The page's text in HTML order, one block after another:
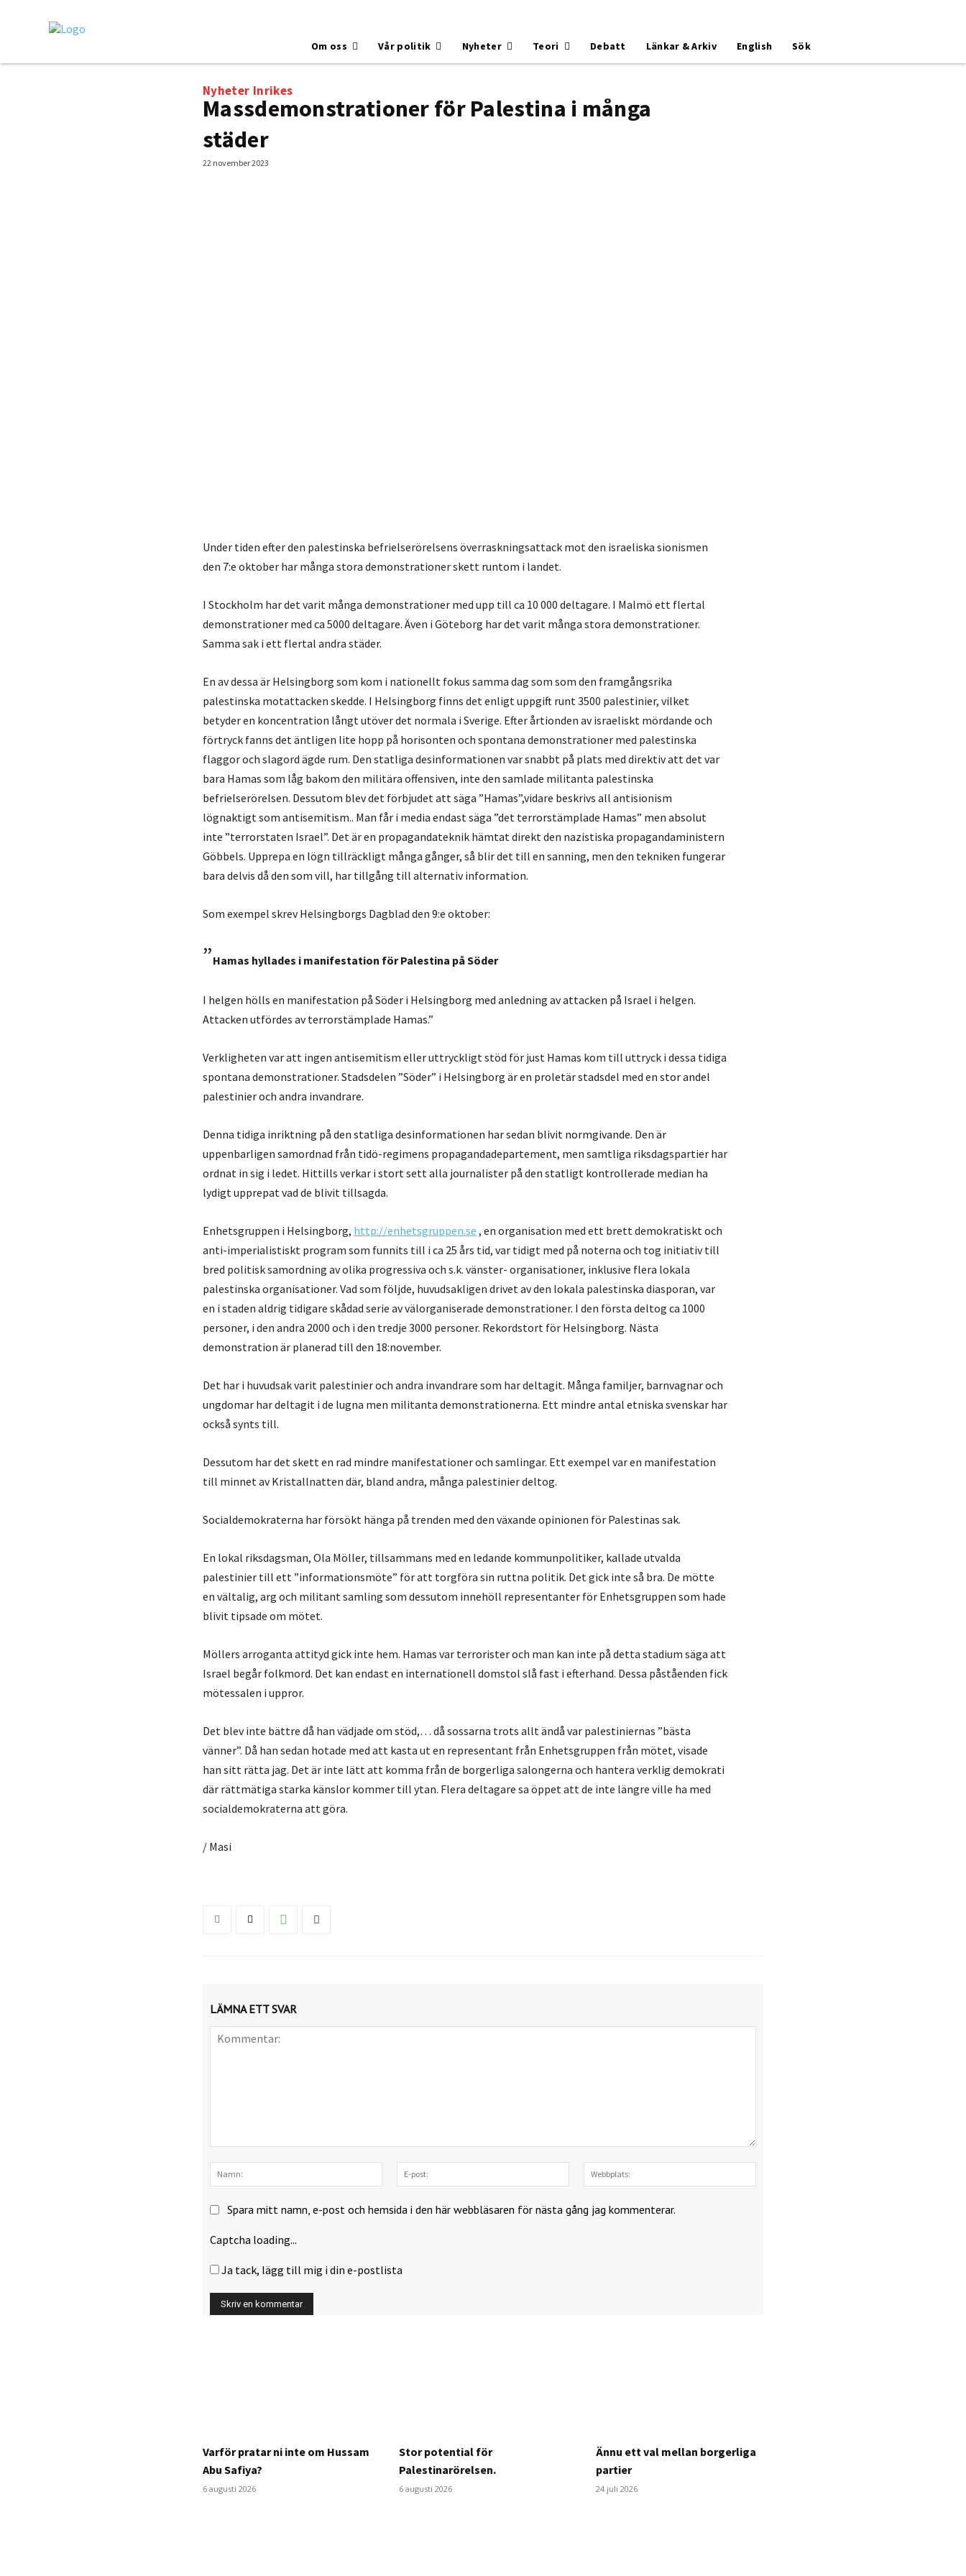
Om oss Vår politik Nyheter Teori Debatt Länkar & Arkiv English Sök
Nyheter Inrikes
Massdemonstrationer för Palestina i många
städer
22 november 2023
Under tiden efter den palestinska befrielserörelsens överraskningsattack mot den israeliska sionismen
den 7:e oktober har många stora demonstrationer skett runtom i landet.
I Stockholm har det varit många demonstrationer med upp till ca 10 000 deltagare. I Malmö ett flertal
demonstrationer med ca 5000 deltagare. Även i Göteborg har det varit många stora demonstrationer.
Samma sak i ett flertal andra städer.
En av dessa är Helsingborg som kom i nationellt fokus samma dag som som den framgångsrika
palestinska motattacken skedde. I Helsingborg finns det enligt uppgift runt 3500 palestinier, vilket
betyder en koncentration långt utöver det normala i Sverige. Efter årtionden av israeliskt mördande och
förtryck fanns det äntligen lite hopp på horisonten och spontana demonstrationer med palestinska
flaggor och slagord ägde rum. Den statliga desinformationen var snabbt på plats med direktiv att det var
bara Hamas som låg bakom den militära offensiven, inte den samlade militanta palestinska
befrielserörelsen. Dessutom blev det förbjudet att säga ”Hamas”,vidare beskrivs all antisionism
lögnaktigt som antisemitism.. Man får i media endast säga ”det terrorstämplade Hamas” men absolut
inte ”terrorstaten Israel”. Det är en propagandateknik hämtat direkt den nazistiska propagandaministern
Göbbels. Upprepa en lögn tillräckligt många gånger, så blir det till en sanning, men den tekniken fungerar
bara delvis då den som vill, har tillgång till alternativ information.
Som exempel skrev Helsingborgs Dagblad den 9:e oktober:
”Hamas hyllades i manifestation för Palestina på Söder
I helgen hölls en manifestation på Söder i Helsingborg med anledning av attacken på Israel i helgen.
Attacken utfördes av terrorstämplade Hamas.”
Verkligheten var att ingen antisemitism eller uttryckligt stöd för just Hamas kom till uttryck i dessa tidiga
spontana demonstrationer. Stadsdelen ”Söder” i Helsingborg är en proletär stadsdel med en stor andel
palestinier och andra invandrare.
Denna tidiga inriktning på den statliga desinformationen har sedan blivit normgivande. Den är
uppenbarligen samordnad från tidö-regimens propagandadepartement, men samtliga riksdagspartier har
ordnat in sig i ledet. Hittills verkar i stort sett alla journalister på den statligt kontrollerade median ha
lydigt upprepat vad de blivit tillsagda.
Enhetsgruppen i Helsingborg, http://enhetsgruppen.se , en organisation med ett brett demokratiskt och
anti-imperialistiskt program som funnits till i ca 25 års tid, var tidigt med på noterna och tog initiativ till
bred politisk samordning av olika progressiva och s.k. vänster- organisationer, inklusive flera lokala
palestinska organisationer. Vad som följde, huvudsakligen drivet av den lokala palestinska diasporan, var
en i staden aldrig tidigare skådad serie av välorganiserade demonstrationer. I den första deltog ca 1000
personer, i den andra 2000 och i den tredje 3000 personer. Rekordstort för Helsingborg. Nästa
demonstration är planerad till den 18:november.
Det har i huvudsak varit palestinier och andra invandrare som har deltagit. Många familjer, barnvagnar och
ungdomar har deltagit i de lugna men militanta demonstrationerna. Ett mindre antal etniska svenskar har
också synts till.
Dessutom har det skett en rad mindre manifestationer och samlingar. Ett exempel var en manifestation
till minnet av Kristallnatten där, bland andra, många palestinier deltog.
Socialdemokraterna har försökt hänga på trenden med den växande opinionen för Palestinas sak.
En lokal riksdagsman, Ola Möller, tillsammans med en ledande kommunpolitiker, kallade utvalda
palestinier till ett ”informationsmöte” för att torgföra sin ruttna politik. Det gick inte så bra. De mötte
en vältalig, arg och militant samling som dessutom innehöll representanter för Enhetsgruppen som hade
blivit tipsade om mötet.
Möllers arroganta attityd gick inte hem. Hamas var terrorister och man kan inte på detta stadium säga att
Israel begår folkmord. Det kan endast en internationell domstol slå fast i efterhand. Dessa påståenden fick
mötessalen i uppror.
Det blev inte bättre då han vädjade om stöd,… då sossarna trots allt ändå var palestiniernas ”bästa
vänner”. Då han sedan hotade med att kasta ut en representant från Enhetsgruppen från mötet, visade
han sitt rätta jag. Det är inte lätt att komma från de borgerliga salongerna och hantera verklig demokrati
där rättmätiga starka känslor kommer till ytan. Flera deltagare sa öppet att de inte längre ville ha med
socialdemokraterna att göra.
/ Masi
LÄMNA ETT SVAR
Namn:
post:
Spara mitt namn, e-post och hemsida i den här webbläsaren för nästa gång jag kommenterar.
Captcha loading...
Ja tack, lägg till mig i din e-postlista
Varför pratar ni inte om Hussam
Abu Safiya?
6 augusti 2026
Stor potential för
Palestinarörelsen.
6 augusti 2026
Ännu ett val mellan borgerliga
partier
24 juli 2026